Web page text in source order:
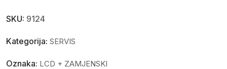
SKU: 9124
Kategorija: SERVIS
Oznaka: LCD + ZAMJENSKI